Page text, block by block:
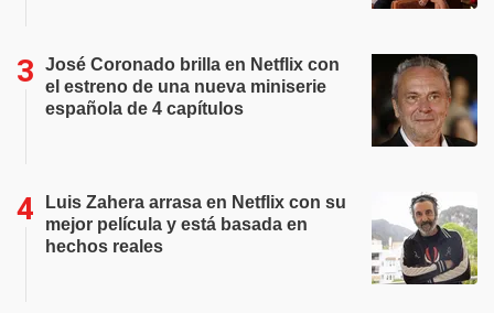
José Coronado brilla en Netflix con
el estreno de una nueva miniserie
española de 4 capítulos
Luis Zahera arrasa en Netflix con su
mejor película y está basada en
hechos reales